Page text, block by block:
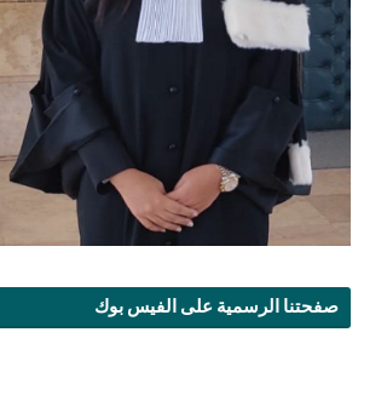
صفحتنا الرسمية على الفيس بوك